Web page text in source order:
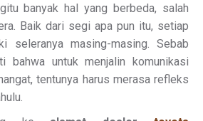
banyak hal yang berbeda, salah
Baik dari segi apa pun itu, setiap
seleranya masing-masing. Sebab
bahwa untuk menjalin komunikasi
tentunya harus merasa refleks